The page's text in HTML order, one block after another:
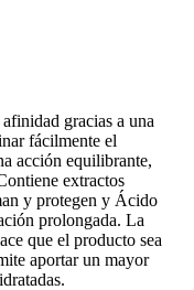
gracias a una
fácilmente el
acción equilibrante,
extractos
y protegen y Ácido
prolongada. La
que el producto sea
aportar un mayor